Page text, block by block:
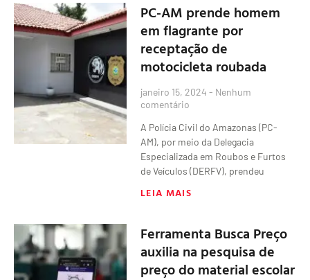
PC-AM prende homem
em flagrante por
receptação de
motocicleta roubada
janeiro 15, 2024 Nenhum
comentário
A Polícia Civil do Amazonas (PC-
AM), por meio da Delegacia
Especializada em Roubos e Furtos
de Veículos (DERFV), prendeu
LEIA MAIS
Ferramenta Busca Preço
auxilia na pesquisa de
preço do material escolar